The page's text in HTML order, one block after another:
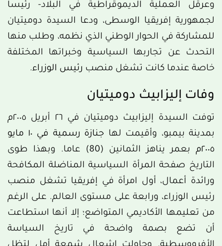
وعرقل العملية الديموقراطية في البلاد- رئيسا
لجمهورية إفريقيا الوسطى، ودعا السيدة دوميتيان
للمشاركة في الحوار الوطني الذي نظمه، وطلب منها
التحدث عن تجاربها السياسية وخبراتها المختلفة
خاصة عندما كانت تشغل منصب رئيس الوزراء.
وفات إليزابيث دوميتيان
توفت السيدة إليزابيث دوميتيان في ٢٦ أبريل ٢٠٠٥م
بمدينة بيمبو، وأقيمت لها
جنازة رسمية في ١٠ مايو
٢٠٠٥م
بعمر يناهز الثمانين (80) عاما. وبهذا طوى
التاريخ صفحة المرأة السياسية المناضلة المكافحة
ورائدة أعمال، أول امرأة في إفريقيا تشغل منصب
رئيس الوزراء، ورابعة على مستوى العالم. على الرغم
من تعليمها الأكاديمي المتواضع؛ إلا أنها استطاعت
أن تضع بصمة واضحة في تاريخ السياسة